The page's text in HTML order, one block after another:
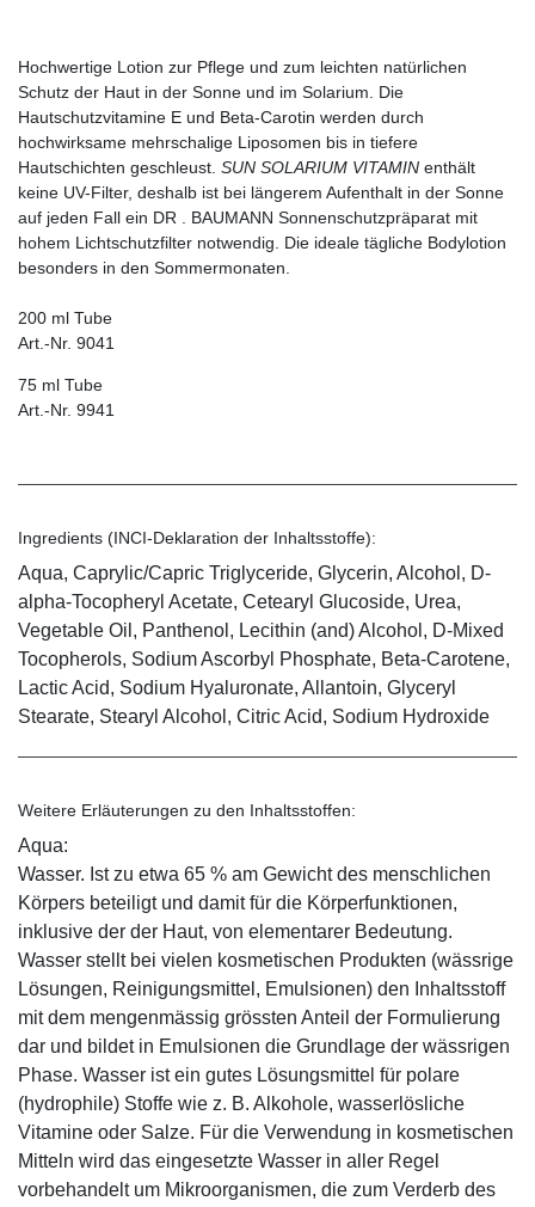
Hochwertige Lotion zur Pflege und zum leichten natürlichen
Schutz der Haut in der Sonne und im Solarium. Die
Hautschutzvitamine E und Beta-Carotin werden durch
hochwirksame mehrschalige Liposomen bis in tiefere
Hautschichten geschleust. SUN SOLARIUM VITAMIN enthält
keine UV-Filter, deshalb ist bei längerem Aufenthalt in der Sonne
auf jeden Fall ein DR . BAUMANN Sonnenschutzpräparat mit
hohem Lichtschutzfilter notwendig. Die ideale tägliche Bodylotion
besonders in den Sommermonaten.
200 ml Tube
Art.-Nr. 9041
75 ml Tube
Art.-Nr. 9941
Ingredients (INCI-Deklaration der Inhaltsstoffe):
Aqua, Caprylic/Capric Triglyceride, Glycerin, Alcohol, D-
alpha-Tocopheryl Acetate, Cetearyl Glucoside, Urea,
Vegetable Oil, Panthenol, Lecithin (and) Alcohol, D-Mixed
Tocopherols, Sodium Ascorbyl Phosphate, Beta-Carotene,
Lactic Acid, Sodium Hyaluronate, Allantoin, Glyceryl
Stearate, Stearyl Alcohol, Citric Acid, Sodium Hydroxide
Weitere Erläuterungen zu den Inhaltsstoffen:
Aqua:
Wasser. Ist zu etwa 65 % am Gewicht des menschlichen
Körpers beteiligt und damit für die Körperfunktionen,
inklusive der der Haut, von elementarer Bedeutung.
Wasser stellt bei vielen kosmetischen Produkten (wässrige
Lösungen, Reinigungsmittel, Emulsionen) den Inhaltsstoff
mit dem mengenmässig grössten Anteil der Formulierung
dar und bildet in Emulsionen die Grundlage der wässrigen
Phase. Wasser ist ein gutes Lösungsmittel für polare
(hydrophile) Stoffe wie z. B. Alkohole, wasserlösliche
Vitamine oder Salze. Für die Verwendung in kosmetischen
Mitteln wird das eingesetzte Wasser in aller Regel
vorbehandelt um Mikroorganismen, die zum Verderb des